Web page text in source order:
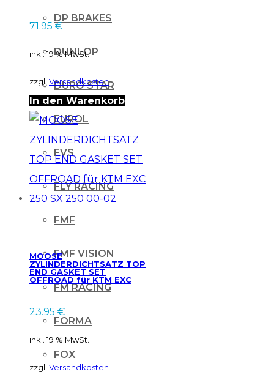
DP BRAKES
DUNLOP
DURO STAR
EUROL
EVS
FLY RACING
FMF
FMF VISION
FM RACING
FORMA
FOX
71.95€
inkl. 19 % MwSt.
zzgl. Versandkosten
In den Warenkorb
MOOSE
ZYLINDERDICHTSATZ TOP
END GASKET SET
OFFROAD für KTM EXC
250 SX 250 00-02
23.95 €
inkl. 19 % MwSt.
zzgl. Versandkosten